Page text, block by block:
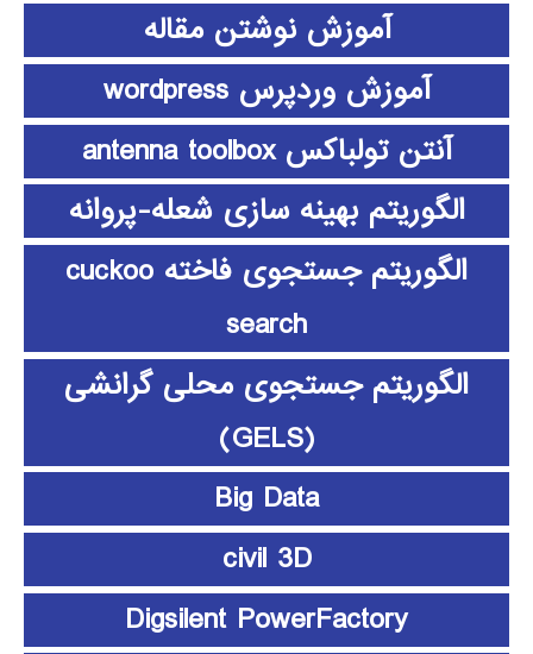
آموزش نوشتن مقاله
آموزش وردپرس wordpress
آنتن تولباکس antenna toolbox
الگوریتم بهینه سازی شعله-پروانه
الگوریتم جستجوی فاخته cuckoo
search
الگوریتم جستجوی محلی گرانشی
(GELS)
Big Data
civil 3D
Digsilent PowerFactory